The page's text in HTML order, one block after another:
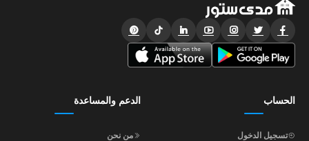
الحساب
تسجيل الدخول
الدعم والمساعدة
من نحن